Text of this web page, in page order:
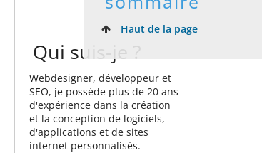
Haut de la page
Qui suis-je ?
Webdesigner, développeur et
SEO, je possède plus de 20 ans
d'expérience dans la création
et la conception de logiciels,
d'applications et de sites
internet personnalisés.